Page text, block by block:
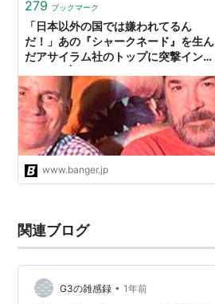
279 ブックマーク
「日本以外の国では嫌われてるん
だ！」あの『シャークネード』を生ん
だアサイラム社のトップに突撃インタ
映画・ドラマが一発でみつかる
BANGER!!!（バンガー） 映画愛、爆
発!!!
www.banger.jp
関連ブログ
G3の雑感録 • 1年前